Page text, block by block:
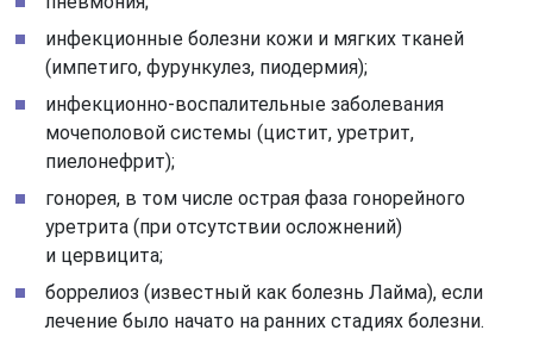
инфекционные болезни кожи и мягких тканей
(импетиго, фурункулез, пиодермия);
инфекционно-воспалительные заболевания
мочеполовой системы (цистит, уретрит,
пиелонефрит);
гонорея, в том числе острая фаза гонорейного
уретрита (при отсутствии осложнений)
и цервицита;
боррелиоз (известный как болезнь Лайма), если
лечение было начато на ранних стадиях болезни.